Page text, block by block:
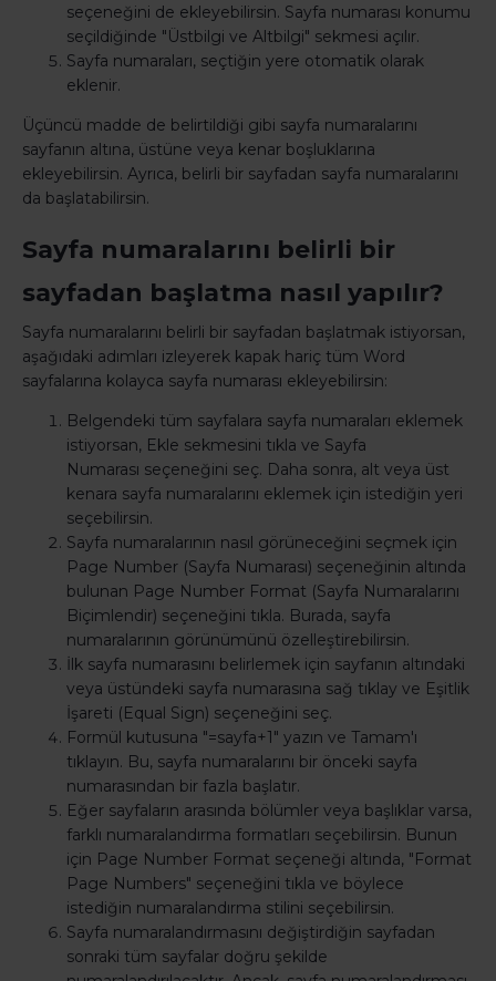
seçeneğini de ekleyebilirsin. Sayfa numarası konumu
seçildiğinde "Üstbilgi ve Altbilgi" sekmesi açılır.
Sayfa numaraları, seçtiğin yere otomatik olarak
eklenir.
Üçüncü madde de belirtildiği gibi sayfa numaralarını
sayfanın altına, üstüne veya kenar boşluklarına
ekleyebilirsin. Ayrıca, belirli bir sayfadan sayfa numaralarını
da başlatabilirsin.
Sayfa numaralarını belirli bir
sayfadan başlatma nasıl yapılır?
Sayfa numaralarını belirli bir sayfadan başlatmak istiyorsan,
aşağıdaki adımları izleyerek kapak hariç tüm Word
sayfalarına kolayca sayfa numarası ekleyebilirsin:
Belgendeki tüm sayfalara sayfa numaraları eklemek
istiyorsan, Ekle sekmesini tıkla ve Sayfa
Numarası seçeneğini seç. Daha sonra, alt veya üst
kenara sayfa numaralarını eklemek için istediğin yeri
seçebilirsin.
Sayfa numaralarının nasıl görüneceğini seçmek için
Page Number (Sayfa Numarası) seçeneğinin altında
bulunan Page Number Format (Sayfa Numaralarını
Biçimlendir) seçeneğini tıkla. Burada, sayfa
numaralarının görünümünü özelleştirebilirsin.
İlk sayfa numarasını belirlemek için sayfanın altındaki
veya üstündeki sayfa numarasına sağ tıklay ve Eşitlik
İşareti (Equal Sign) seçeneğini seç.
Formül kutusuna "=sayfa+1" yazın ve Tamam'ı
tıklayın. Bu, sayfa numaralarını bir önceki sayfa
numarasından bir fazla başlatır.
Eğer sayfaların arasında bölümler veya başlıklar varsa,
farklı numaralandırma formatları seçebilirsin. Bunun
için Page Number Format seçeneği altında, "Format
Page Numbers" seçeneğini tıkla ve böylece
istediğin numaralandırma stilini seçebilirsin.
Sayfa numaralandırmasını değiştirdiğin sayfadan
sonraki tüm sayfalar doğru şekilde